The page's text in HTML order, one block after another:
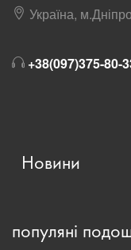
Україна,
+38(097)375-80-
Новини
популяні